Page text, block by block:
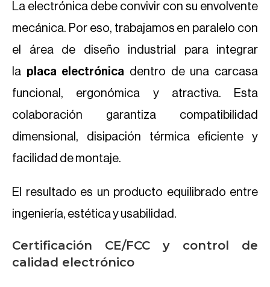
La electrónica debe convivir con su envolvente
mecánica. Por eso, trabajamos en paralelo con
el área de diseño industrial para integrar
la placa electrónica dentro de una carcasa
funcional, ergonómica y atractiva. Esta
colaboración garantiza compatibilidad
dimensional, disipación térmica eficiente y
facilidad de montaje.
El resultado es un producto equilibrado entre
ingeniería, estética y usabilidad.
Certificación CE/FCC y control de
calidad electrónico